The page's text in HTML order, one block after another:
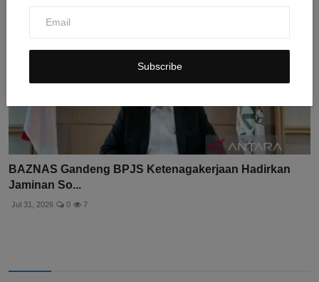
Subscribe
BAZNAS Gandeng BPJS Ketenagakerjaan Hadirkan
Jaminan So...
Jul 31, 2026 0 7